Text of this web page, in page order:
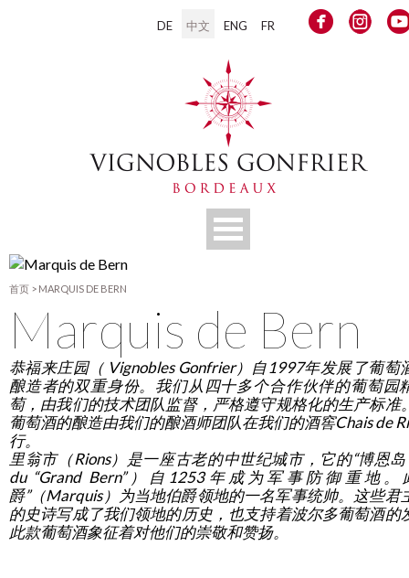
DE 中文 ENG FR
首页 > MARQUIS DE BERN
Marquis de Bern
恭福来庄园（ Vignobles Gonfrier）自1997年发展了葡萄
酿造者的双重身份。我们从四十多个合作伙伴的葡萄园
萄，由我们的技术团队监督，严格遵守规格化的生产标准
葡萄酒的酿造由我们的酿酒师团队在我们的酒窖Chais de
行。
里翁市（Rions）是一座古老的中世纪城市，它的“博恩岛
du “Grand Bern”）自1253年成为军事防御重地。
爵”（Marquis）为当地伯爵领地的一名军事统帅。这些君
的史诗写成了我们领地的历史，也支持着波尔多葡萄酒的
此款葡萄酒象征着对他们的崇敬和赞扬。